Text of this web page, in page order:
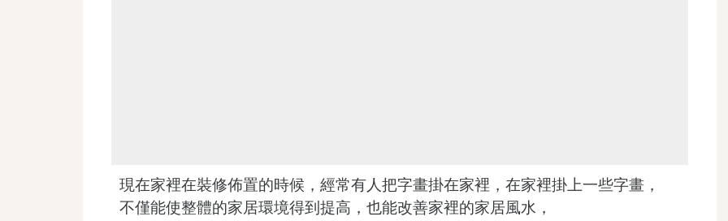
現在家裡在裝修佈置的時候，經常有人把字畫掛在家裡，在家裡掛上一些字畫，
不僅能使整體的家居環境得到提高，也能改善家裡的家居風水，